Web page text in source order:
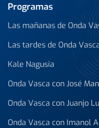
Programas
Las mañanas de Onda
Las tardes de Onda
Kale Nagusia
Onda Vasca con José
Onda Vasca con Juanjo
Onda Vasca con Imanol